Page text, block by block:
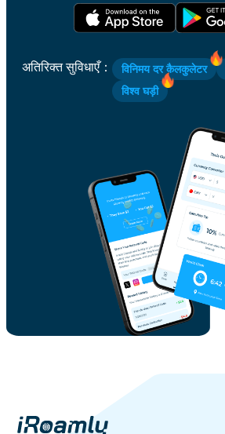
अतिरिक्त सुविधाएँ： विनिमय दर कैलकुलेटर
विश्व घड़ी